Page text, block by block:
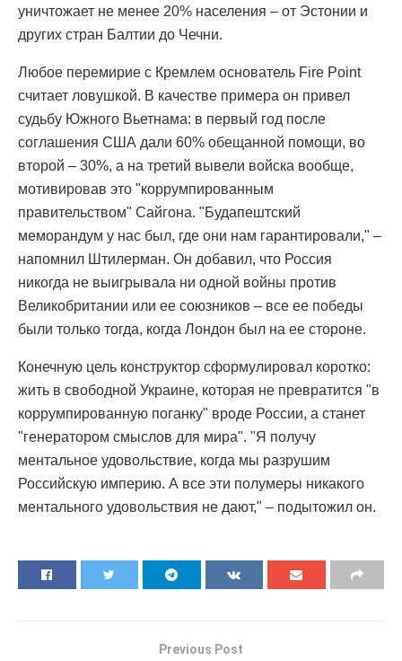
уничтожает не менее 20% населения – от Эстонии и
других стран Балтии до Чечни.
Любое перемирие с Кремлем основатель Fire Point
считает ловушкой. В качестве примера он привел
судьбу Южного Вьетнама: в первый год после
соглашения США дали 60% обещанной помощи, во
второй – 30%, а на третий вывели войска вообще,
мотивировав это "коррумпированным
правительством" Сайгона. "Будапештский
меморандум у нас был, где они нам гарантировали," –
напомнил Штилерман. Он добавил, что Россия
никогда не выигрывала ни одной войны против
Великобритании или ее союзников – все ее победы
были только тогда, когда Лондон был на ее стороне.
Конечную цель конструктор сформулировал коротко:
жить в свободной Украине, которая не превратится "в
коррумпированную поганку" вроде России, а станет
"генератором смыслов для мира". "Я получу
ментальное удовольствие, когда мы разрушим
Российскую империю. А все эти полумеры никакого
ментального удовольствия не дают," – подытожил он.
Previous Post